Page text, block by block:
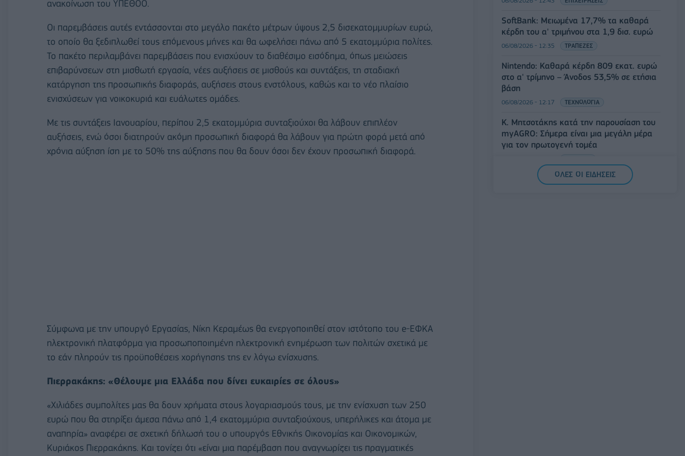
ανακοίνωση του ΥΠΕΘΟΟ.
Οι παρεμβάσεις αυτές εντάσσονται στο μεγάλο πακέτο μέτρων ύψους 2,5 δισεκατομμυρίων ευρώ,
το οποίο θα ξεδιπλωθεί τους επόμενους μήνες και θα ωφελήσει πάνω από 5 εκατομμύρια πολίτες.
Το πακέτο περιλαμβάνει παρεμβάσεις που ενισχύουν το διαθέσιμο εισόδημα, όπως μειώσεις
επιβαρύνσεων στη μισθωτή εργασία, νέες αυξήσεις σε μισθούς και συντάξεις, τη σταδιακή
κατάργηση της προσωπικής διαφοράς, αυξήσεις στους ενστόλους, καθώς και το νέο πλαίσιο
ενισχύσεων για νοικοκυριά και ευάλωτες ομάδες.
Με τις συντάξεις Ιανουαρίου, περίπου 2,5 εκατομμύρια συνταξιούχοι θα λάβουν επιπλέον
αυξήσεις, ενώ όσοι διατηρούν ακόμη προσωπική διαφορά θα λάβουν για πρώτη φορά μετά από
χρόνια αύξηση ίση με το 50% της αύξησης που θα δουν όσοι δεν έχουν προσωπική διαφορά.
Σύμφωνα με την υπουργό Εργασίας, Νίκη Κεραμέως θα ενεργοποιηθεί στον ιστότοπο του e-ΕΦΚΑ
ηλεκτρονική πλατφόρμα για προσωποποιημένη ηλεκτρονική ενημέρωση των πολιτών σχετικά με
το εάν πληρούν τις προϋποθέσεις χορήγησης της εν λόγω ενίσχυσης.
Πιερρακάκης: «Θέλουμε μια Ελλάδα που δίνει ευκαιρίες σε όλους»
«Χιλιάδες συμπολίτες μας θα δουν χρήματα στους λογαριασμούς τους, με την ενίσχυση των 250
ευρώ που θα στηρίξει άμεσα πάνω από 1,4 εκατομμύρια συνταξιούχους, υπερήλικες και άτομα με
αναπηρία» αναφέρει σε σχετική δήλωσή του ο υπουργός Εθνικής Οικονομίας και Οικονομικών,
Κυριάκος Πιερρακάκης. Και τονίζει ότι «είναι μια παρέμβαση που αναγνωρίζει τις πραγματικές
SoftBank: Μειωμένα 17,7% τα καθαρά
κέρδη του α' τριμήνου στα 1,9 δισ. ευρώ
06/08/2026 - 12:35 ΤΡΑΠΕΖΕΣ
Nintendo: Καθαρά κέρδη 809 εκατ. ευρώ
στο α' τρίμηνο – Άνοδος 53,5% σε ετήσια
βάση
06/08/2026 - 12:17 ΤΕΧΝΟΛΟΓΙΑ
Κ. Μητσοτάκης κατά την παρουσίαση του
myAGRO: Σήμερα είναι μια μεγάλη μέρα
για τον πρωτογενή τομέα
Β.Σ. Καρούλιας: Τζίρος 98,7 εκατ. ευρώ
ΟΛΕΣ ΟΙ ΕΙΔΗΣΕΙΣ